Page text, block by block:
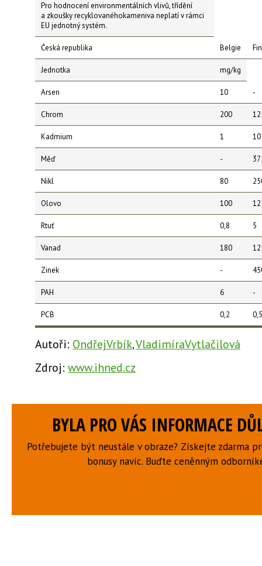
Pro hodnocení environmentálních vlivů, třídění
a zkoušky recyklovanéhokameniva neplatí v rámci
EU jednotný systém.
Česká republika Belgie
Jednotka mg/kg
Arsen 10 -
Chrom 200
Kadmium 1 10
Měď -
Nikl 80
Olovo 100
Rtuť 0,8 5
Vanad 180
Zinek -
PAH 6 -
PCB 0,2 0,5
Autoři: OndřejVrbík,VladimíraVytlačilová
Zdroj: www.ihned.cz
BYLA PRO VÁS INFORMACE
Potřebujete být neustále v obraze? Získejte zdarma
bonusy navíc. Buďte ceněnným